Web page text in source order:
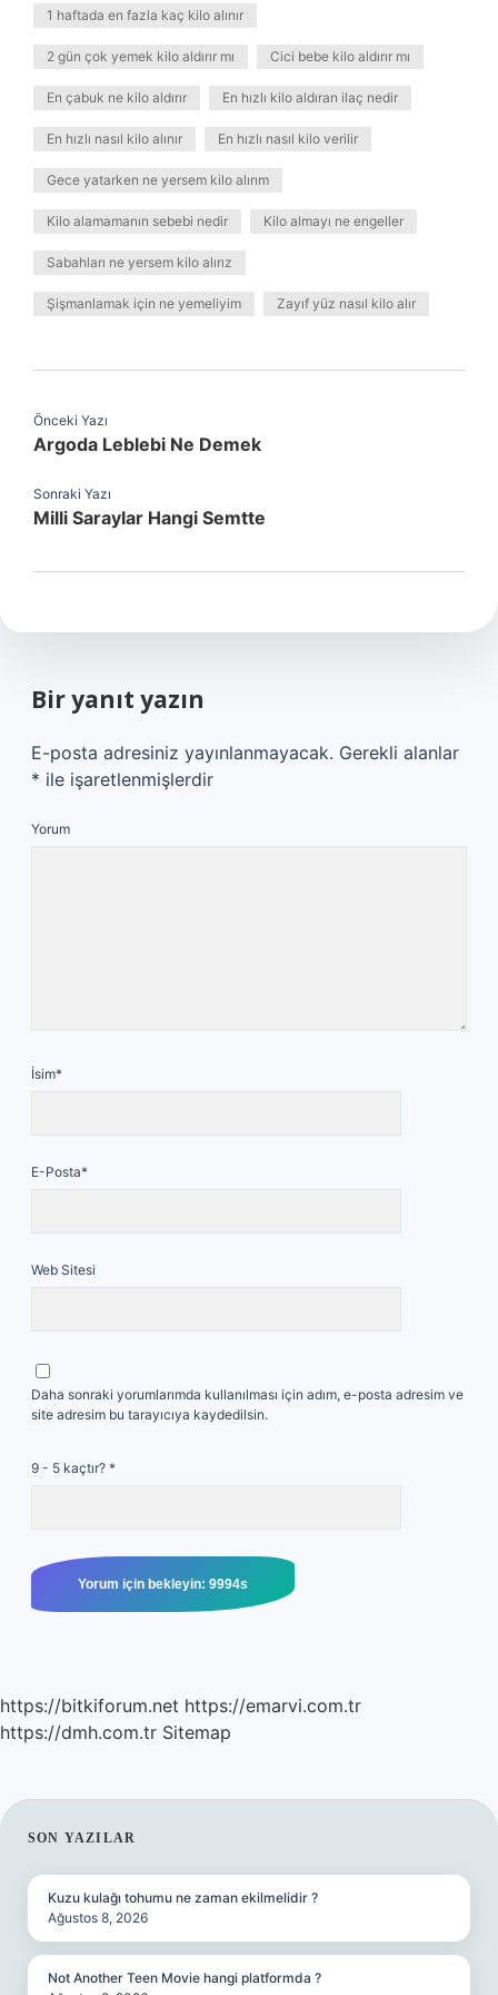
1 haftada en fazla kaç kilo alınır
2 gün çok yemek kilo aldırır mı Cici bebe kilo aldırır mı
En çabuk ne kilo aldırır En hızlı kilo aldıran ilaç nedir
En hızlı nasıl kilo alınır En hızlı nasıl kilo verilir
Gece yatarken ne yersem kilo alırım
Kilo alamamanın sebebi nedir Kilo almayı ne engeller
Sabahları ne yersem kilo alırız
Şişmanlamak için ne yemeliyim Zayıf yüz nasıl kilo alır
Önceki Yazı
Argoda Leblebi Ne Demek
Sonraki Yazı
Milli Saraylar Hangi Semtte
Bir yanıt yazın
E-posta adresiniz yayınlanmayacak. Gerekli alanlar
* ile işaretlenmişlerdir
Yorum
İsim*
E-Posta*
Web Sitesi
Daha sonraki yorumlarımda kullanılması için adım, e-posta adresim ve
site adresim bu tarayıcıya kaydedilsin.
9 - 5 kaçtır? *
https://bitkiforum.net https://emarvi.com.tr
https://dmh.com.tr Sitemap
SIDEBAR
SON YAZILAR
Kuzu kulağı tohumu ne zaman ekilmelidir ?
Ağustos 8, 2026
Not Another Teen Movie hangi platformda ?